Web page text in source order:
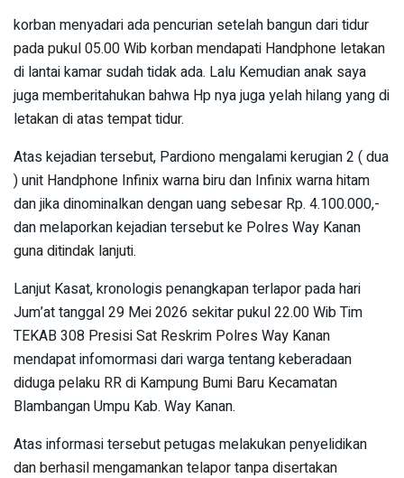
korban menyadari ada pencurian setelah bangun dari tidur
pada pukul 05.00 Wib korban mendapati Handphone letakan
di lantai kamar sudah tidak ada. Lalu Kemudian anak saya
juga memberitahukan bahwa Hp nya juga yelah hilang yang di
letakan di atas tempat tidur.
Atas kejadian tersebut, Pardiono mengalami kerugian 2 ( dua
) unit Handphone Infinix warna biru dan Infinix warna hitam
dan jika dinominalkan dengan uang sebesar Rp. 4.100.000,-
dan melaporkan kejadian tersebut ke Polres Way Kanan
guna ditindak lanjuti.
Lanjut Kasat, kronologis penangkapan terlapor pada hari
Jum’at tanggal 29 Mei 2026 sekitar pukul 22.00 Wib Tim
TEKAB 308 Presisi Sat Reskrim Polres Way Kanan
mendapat infomormasi dari warga tentang keberadaan
diduga pelaku RR di Kampung Bumi Baru Kecamatan
Blambangan Umpu Kab. Way Kanan.
Atas informasi tersebut petugas melakukan penyelidikan
dan berhasil mengamankan telapor tanpa disertakan